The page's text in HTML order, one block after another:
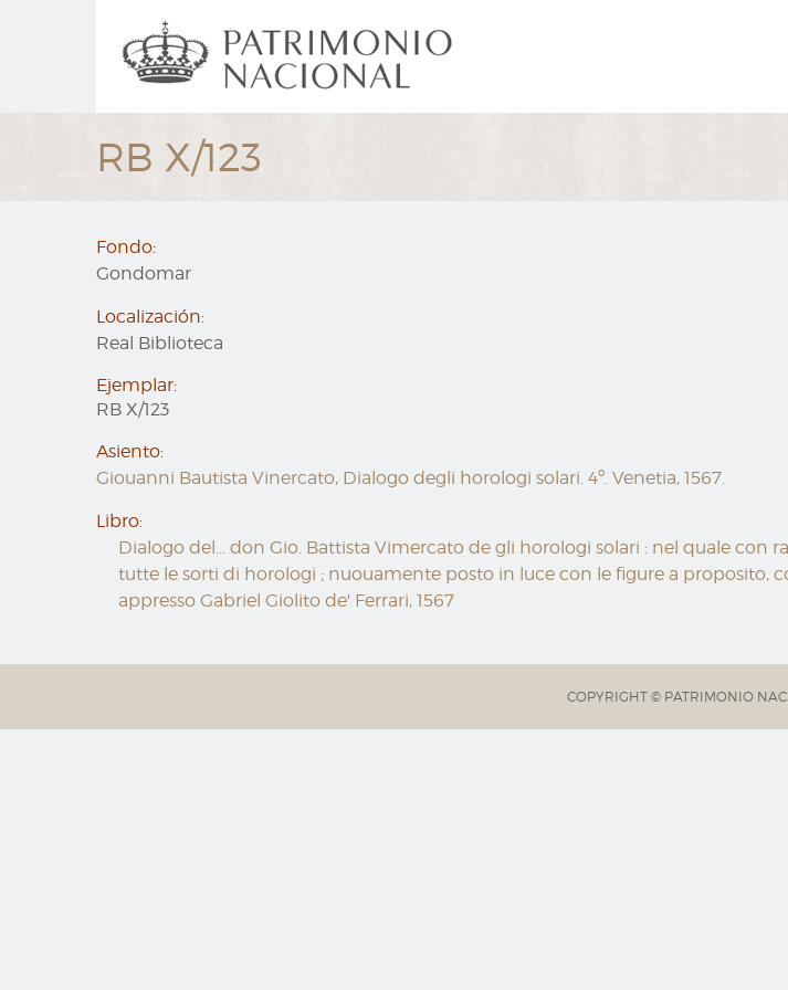
Navegación
principal
RB X/123
Fondo:
Gondomar
Localización:
Real Biblioteca
Ejemplar:
RB X/123
Asiento:
Giouanni Bautista Vinercato, Dialogo degli horologi solari. 4º. Venetia, 1567.
Libro:
Dialogo del... don Gio. Battista Vimercato de gli horologi solari : nel quale
tutte le sorti di horologi ; nuouamente posto in luce con le figure a proposito,
appresso Gabriel Giolito de' Ferrari, 1567
COPYRIGHT © PATRIMONIO